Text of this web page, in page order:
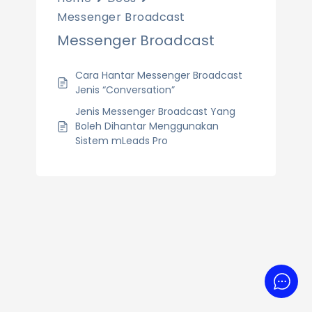
Messenger Broadcast
Messenger Broadcast
Cara Hantar Messenger Broadcast
Jenis “Conversation”
Jenis Messenger Broadcast Yang
Boleh Dihantar Menggunakan
Sistem mLeads Pro